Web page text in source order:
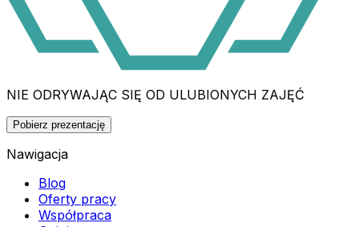
NIE ODRYWAJĄC SIĘ OD ULUBIONYCH ZAJĘĆ
Pobierz prezentację
Nawigacja
Blog
Oferty pracy
Współpraca